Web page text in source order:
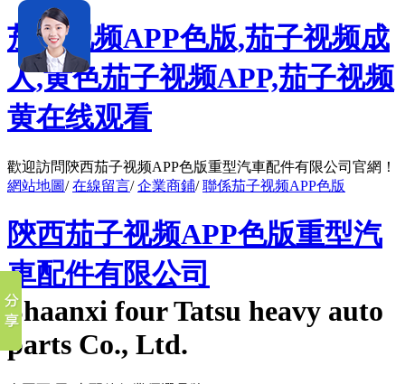
茄子视频APP色版,茄子视频成
人,黄色茄子视频APP,茄子视频
黄在线观看
歡迎訪問陝西茄子视频APP色版重型汽車配件有限公司官網！
網站地圖/在線留言/企業商鋪/聯係茄子视频APP色版
陝西茄子视频APP色版重型汽
車配件有限公司
Shaanxi four Tatsu heavy auto
parts Co., Ltd.